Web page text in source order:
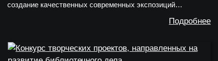
создание качественных современных экспозиций…
Подробнее